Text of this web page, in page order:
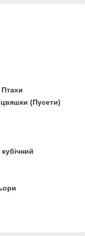
(Пусети)